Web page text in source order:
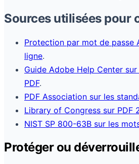
Sources utilisées pour
Protection par mot de passe
ligne.
Guide Adobe Help Center
PDF.
PDF Association sur les
Library of Congress sur PDF
NIST SP 800-63B sur les
Protéger ou